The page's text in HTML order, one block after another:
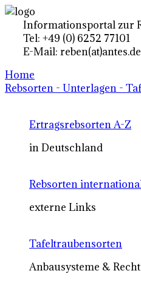
Informationsportal zur
Tel: +49 (0) 6252 77101
E-Mail: reben(at)antes.de
Home
Rebsorten - Unterlagen -
Ertragsrebsorten A-Z
in Deutschland
Rebsorten
externe Links
Tafeltraubensorten
Anbausysteme & Recht